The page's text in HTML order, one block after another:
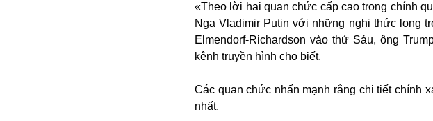
«Theo lời hai quan chức cấp cao trong chính
Nga Vladimir Putin với những nghi thức long
Elmendorf-Richardson vào thứ Sáu, ông
kênh truyền hình cho biết.
Các quan chức nhấn mạnh rằng chi tiết chính
nhất.